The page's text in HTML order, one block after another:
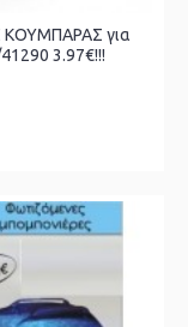
για
3.97€!!!